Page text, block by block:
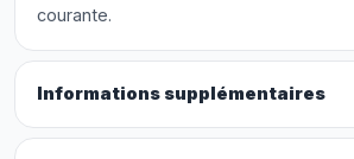
courante.
Informations supplémentaires